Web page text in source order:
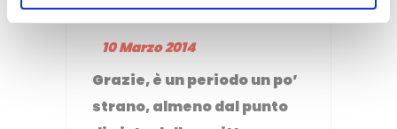
Suitcase
10 Marzo 2014
Grazie, è un periodo un po’
strano, almeno dal punto